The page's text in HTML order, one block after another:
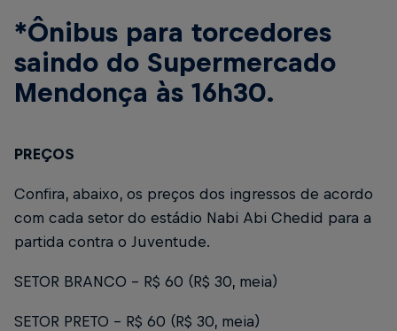
*Ônibus para torcedores
saindo do Supermercado
Mendonça às 16h30.
PREÇOS
Confira, abaixo, os preços dos ingressos de acordo
com cada setor do estádio Nabi Abi Chedid para a
partida contra o Juventude.
SETOR BRANCO – R$ 60 (R$ 30, meia)
SETOR PRETO – R$ 60 (R$ 30, meia)